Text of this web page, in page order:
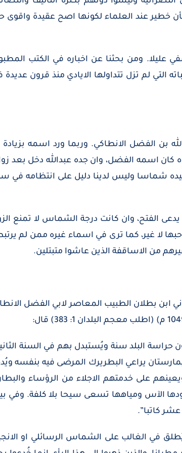
شأن خطير عند العلماء لكونها اصح عقيدة واقوى
عليلا. ومن بحثنا عن اخباره في الكتب
لم تزل تتداولها الايادي منذ قرون عديدة
بن الفضل الانطاكي. وربما ورد اسمه
اسمه الفضل، وان جده عبدالله دخل بعد
شماسا وليس لدينا دليل على انتظامه في
الفتح، وان كانت درجة الشماس لا تمنع
لا غير، كما ترى في اسماء غيره ممن لم
من الاساقفة الذين عاشوا متبتلين.
ابن بطلان الطبيب المعاصر لابي الفضل
360 برجا يطوف عليها بالنوبة 4000 حارس… يضمنون حراسة البلد سنة ويُستبدل بهم في السنة
يراعي البطريرك المرضى فيه بنفسه
على خدمتهم الاجلاء من الرؤساء
الآس ومياهها تسعى سيحا بلا كلفة. وفي
كاتبا”.
في الغالب على الشماس الرسائلي او